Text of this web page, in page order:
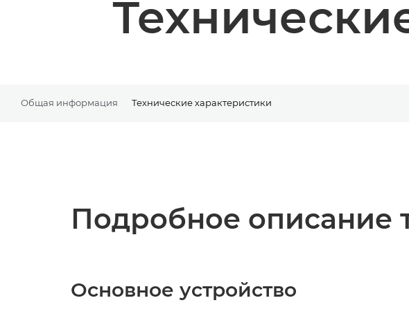
Общая информация Технические характеристики
Подробное описание
Основное устройство